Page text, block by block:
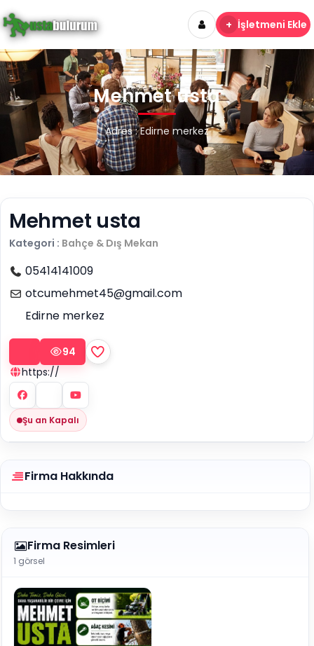
+ İşletmeni Ekle
Mehmet usta
Adres : Edirne merkez
Mehmet usta
Kategori : Bahçe & Dış Mekan
05414141009
otcumehmet45@gmail.com
Edirne merkez
94
https://
Şu an Kapalı
Firma Hakkında
Firma Resimleri
1 görsel